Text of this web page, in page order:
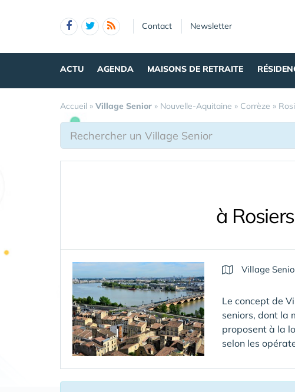
Contact Newsletter
ACTU AGENDA MAISONS DE RETRAITE
Accueil » Village Senior » Nouvelle-Aquitaine » Corrèze »
à
Village
Le concept de
seniors, dont la
proposent à la
selon les